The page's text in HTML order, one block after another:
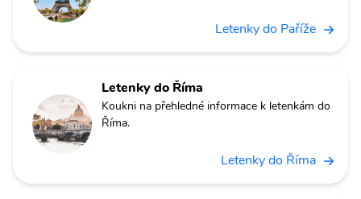
Letenky do Paříže
Letenky do Říma
Koukni na přehledné informace k letenkám do
Říma.
Letenky do Říma